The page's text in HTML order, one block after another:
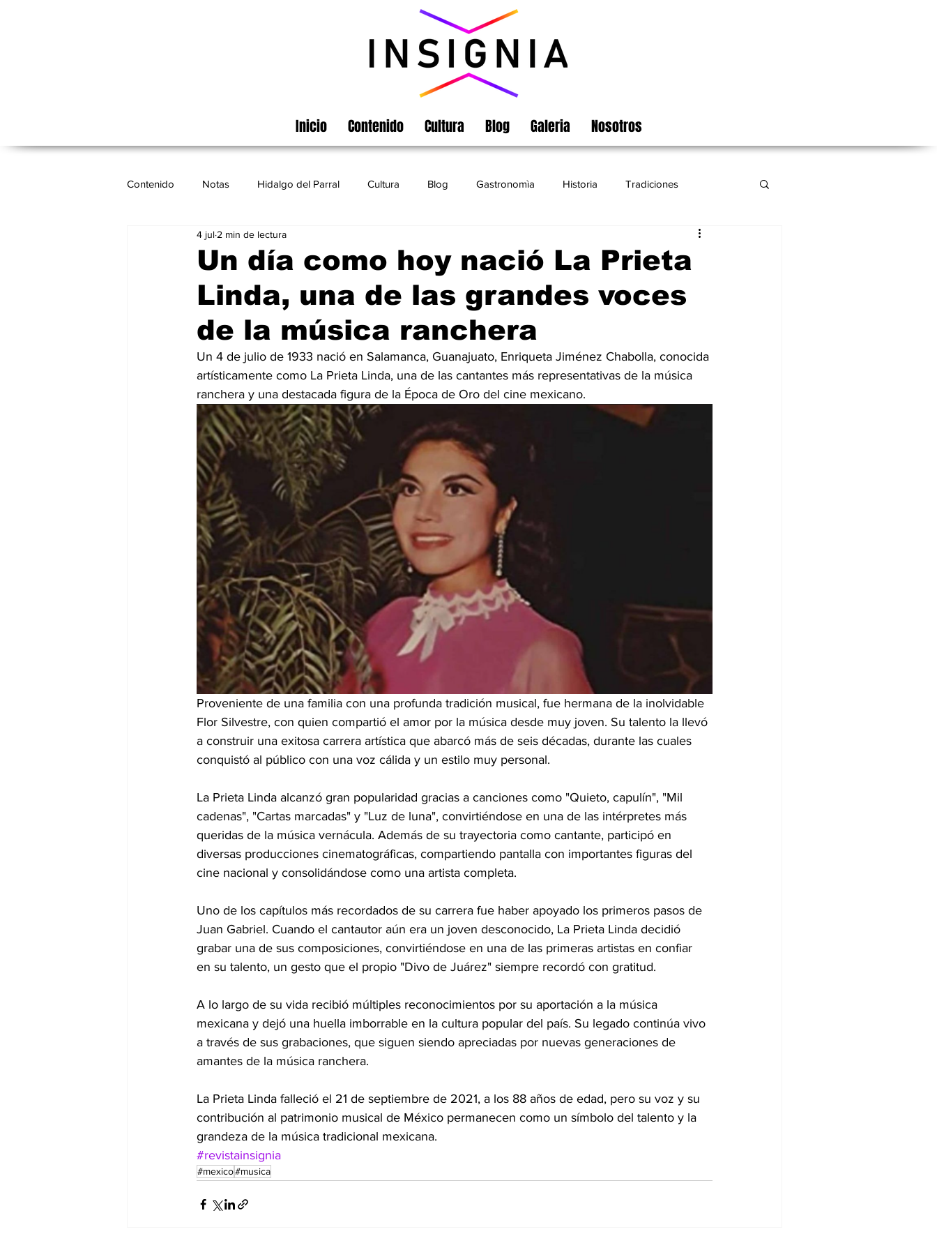
Inicio Contenido Cultura Blog Galeria Nosotros
Contenido Notas Hidalgo del Parral Cultura Blog Gastronomìa Historia Tradiciones
Cinematografía México
Un día como hoy nació La Prieta
Linda, una de las grandes voces
de la música ranchera
4 jul 2 min de lectura
Un 4 de julio de 1933 nació en Salamanca, Guanajuato, Enriqueta Jiménez Chabolla, conocida
artísticamente como La Prieta Linda, una de las cantantes más representativas de la música
ranchera y una destacada figura de la Época de Oro del cine mexicano.
Proveniente de una familia con una profunda tradición musical, fue hermana de la inolvidable
Flor Silvestre, con quien compartió el amor por la música desde muy joven. Su talento la llevó
a construir una exitosa carrera artística que abarcó más de seis décadas, durante las cuales
conquistó al público con una voz cálida y un estilo muy personal.
La Prieta Linda alcanzó gran popularidad gracias a canciones como "Quieto, capulín", "Mil
cadenas", "Cartas marcadas" y "Luz de luna", convirtiéndose en una de las intérpretes más
queridas de la música vernácula. Además de su trayectoria como cantante, participó en
diversas producciones cinematográficas, compartiendo pantalla con importantes figuras del
cine nacional y consolidándose como una artista completa.
Uno de los capítulos más recordados de su carrera fue haber apoyado los primeros pasos de
Juan Gabriel. Cuando el cantautor aún era un joven desconocido, La Prieta Linda decidió
grabar una de sus composiciones, convirtiéndose en una de las primeras artistas en confiar
en su talento, un gesto que el propio "Divo de Juárez" siempre recordó con gratitud.
A lo largo de su vida recibió múltiples reconocimientos por su aportación a la música
mexicana y dejó una huella imborrable en la cultura popular del país. Su legado continúa vivo
a través de sus grabaciones, que siguen siendo apreciadas por nuevas generaciones de
amantes de la música ranchera.
La Prieta Linda falleció el 21 de septiembre de 2021, a los 88 años de edad, pero su voz y su
contribución al patrimonio musical de México permanecen como un símbolo del talento y la
grandeza de la música tradicional mexicana.
#revistainsignia
#mexico#musica